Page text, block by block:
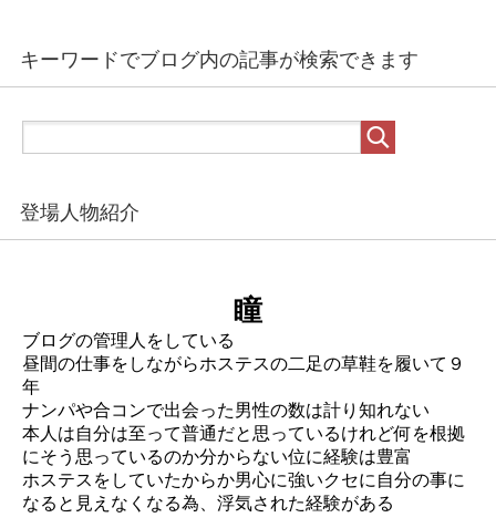
キーワードでブログ内の記事が検索できます
登場人物紹介
瞳
ブログの管理人をしている
昼間の仕事をしながらホステスの二足の草鞋を履いて９
年
ナンパや合コンで出会った男性の数は計り知れない
本人は自分は至って普通だと思っているけれど何を根拠
にそう思っているのか分からない位に経験は豊富
ホステスをしていたからか男心に強いクセに自分の事に
なると見えなくなる為、浮気された経験がある